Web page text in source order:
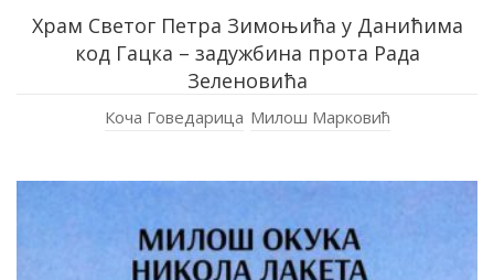
Храм Светог Петра Зимоњића у Данићима
код Гацка – задужбина прота Рада
Зеленовића
Коча Говедарица Милош Марковић